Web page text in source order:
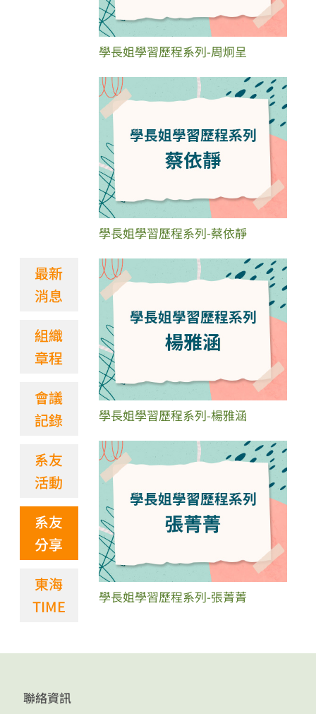
最新
消息
組織
章程
會議
記錄
系友
活動
系友
分享
東海
TIME
學長姐學習歷程系列-周炯呈
學長姐學習歷程系列-蔡依靜
學長姐學習歷程系列-楊雅涵
學長姐學習歷程系列-張菁菁
聯絡資訊